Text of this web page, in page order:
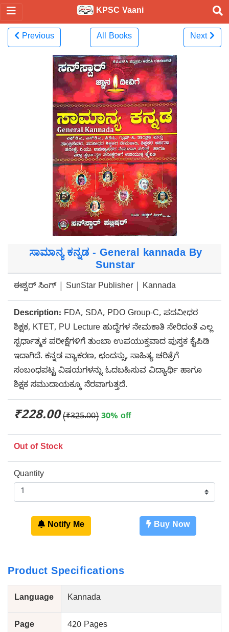
KPSC Vaani
Previous All Books Next
ಸಾಮಾನ್ಯ ಕನ್ನಡ - General kannada By
Sunstar
ಈಶ್ವರ್ ಸಿಂಗ್ | SunStar Publisher | Kannada
Description: FDA, SDA, PDO Group-C, ಪದವೀಧರ
ಶಿಕ್ಷಕ, KTET, PU Lecture ಹುದ್ದೆಗಳ ನೇಮಕಾತಿ ಸೇರಿದಂತೆ ಎಲ್ಲ
ಸ್ಪರ್ಧಾತ್ಮಕ ಪರೀಕ್ಷೆಗಳಿಗೆ ತುಂಬಾ ಉಪಯುಕ್ತವಾದ ಪುಸ್ತಕ ಕೈಪಿಡಿ
ಇದಾಗಿದೆ. ಕನ್ನಡ ವ್ಯಾಕರಣ, ಛಂದಸ್ಸು, ಸಾಹಿತ್ಯ ಚರಿತ್ರೆಗೆ
ಸಂಬಂಧಪಟ್ಟ ವಿಷಯಗಳನ್ನು ಓದಬಹಿಸುವ ವಿದ್ಯಾರ್ಥಿ ಹಾಗೂ
ಶಿಕ್ಷಕ ಸಮುದಾಯಕ್ಕೂ ನೆರವಾಗುತ್ತದೆ.
₹228.00 (₹325.00) 30% off
Out of Stock
Quantity
Notify Me Buy Now
Product Specifications
Language Kannada
Page
420 Pages